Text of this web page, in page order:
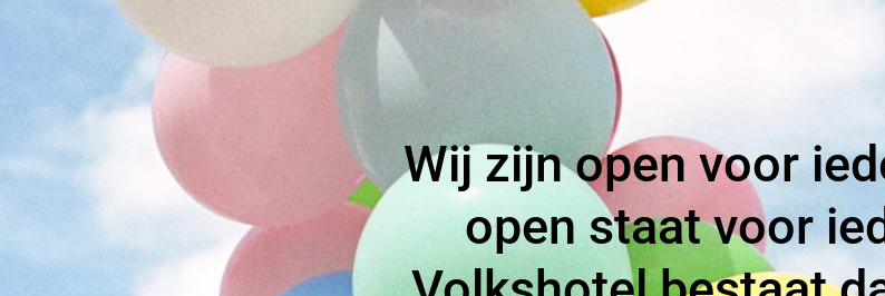
Wij zijn open voor
open staat voor